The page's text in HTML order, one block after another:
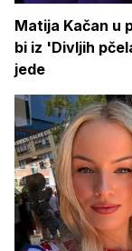
Matija Kačan u
bi iz 'Divljih
jede